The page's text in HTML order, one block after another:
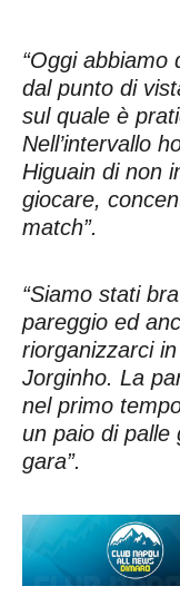
“Oggi abbiamo
dal punto di
sul quale è
Nell’intervallo
Higuain di non
giocare,
match”.
“Siamo stati
pareggio ed
riorganizzarci
Jorginho. La
nel primo
un paio di palle
gara”.